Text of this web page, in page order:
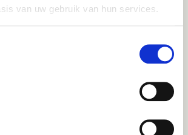
van uw gebruik van hun services.
verschillende kleuren verzorgende
van de oogschaduw werkt
wordt of droog aanvoelt op de